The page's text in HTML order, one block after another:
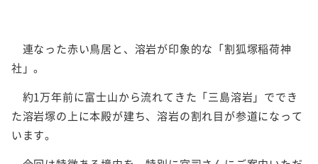
連なった赤い鳥居と、溶岩が印象的な「割狐塚稲荷神
社」。
約1万年前に富士山から流れてきた「三島溶岩」ででき
た溶岩塚の上に本殿が建ち、溶岩の割れ目が参道になって
います。